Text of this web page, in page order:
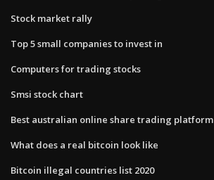
Stock market rally
Top 5 small companies to invest in
Computers for trading stocks
Smsi stock chart
Best australian online share trading platform
What does a real bitcoin look like
Bitcoin illegal countries list 2020